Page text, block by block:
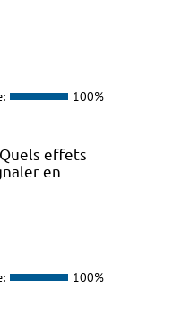
100%
effets
en
100%